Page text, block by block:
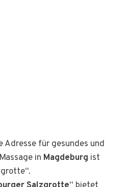
Adresse für gesundes und
in Magdeburg ist